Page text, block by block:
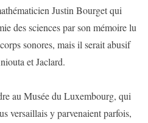
Justin Bourget qui
des sciences par son mémoire lu
sonores, mais il serait abusif
et Jaclard.
au Musée du Luxembourg, qui
versaillais y parvenaient parfois,